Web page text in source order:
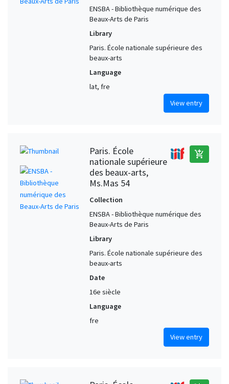
ENSBA - Bibliothèque numérique des
Beaux-Arts de Paris
Library
Paris. École nationale supérieure des
beaux-arts
Language
lat, fre
View entry
Paris. École
nationale supérieure
des beaux-arts,
Ms.Mas 54
add_shopping_cart
Collection
ENSBA - Bibliothèque numérique des
Beaux-Arts de Paris
Library
Paris. École nationale supérieure des
beaux-arts
Date
16e siècle
Language
fre
View entry